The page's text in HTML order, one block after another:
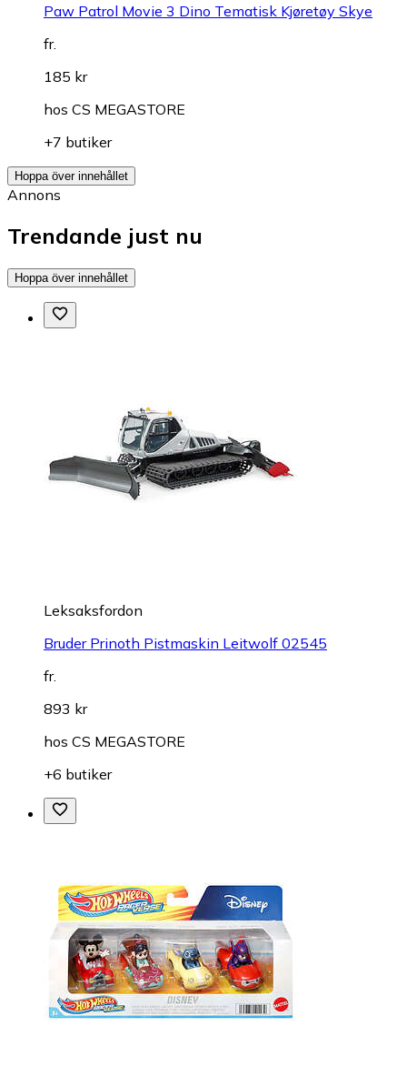
Paw Patrol Movie 3 Dino Tematisk Kjøretøy Skye
fr.
185 kr
hos CS MEGASTORE
+7 butiker
Hoppa över innehållet
Annons
Trendande just nu
Hoppa över innehållet
Leksaksfordon
Bruder Prinoth Pistmaskin Leitwolf 02545
fr.
893 kr
hos CS MEGASTORE
+6 butiker